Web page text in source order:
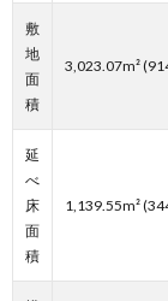
敷
地
面
積
3,023.07m²
延
べ
床
面
積
1,139.55m²